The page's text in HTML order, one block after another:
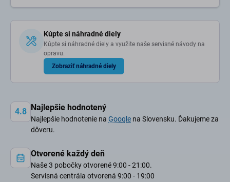
Kúpte si náhradné diely
Kúpte si náhradné diely a využite naše servisné návody na
opravu.
Zobraziť náhradné diely
4.8 Najlepšie hodnotený
Najlepšie hodnotenie na Google na Slovensku. Ďakujeme za
dôveru.
Otvorené každý deň
Naše 3 pobočky otvorené 9:00 - 21:00.
Servisná centrála otvorená 9:00 - 19:00